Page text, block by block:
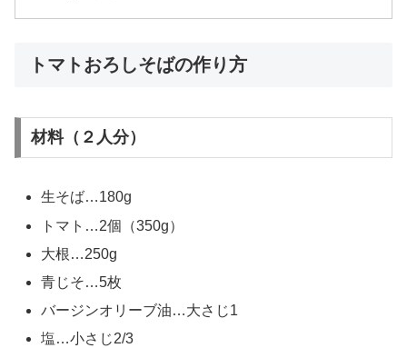
トマトおろしそばの作り方
材料（２人分）
生そば…180g
トマト…2個（350g）
大根…250g
青じそ…5枚
バージンオリーブ油…大さじ1
塩…小さじ2/3